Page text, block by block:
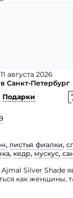
11 августа 2026
в Санкт-Петербург
Подарки
, листья фиалки,
, кедр, мускус,
Silver Shade
как женщины,
фужерных и